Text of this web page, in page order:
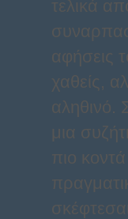
τελικά
αφήσεις
χαθείς,
αληθινό.
μια
πιο